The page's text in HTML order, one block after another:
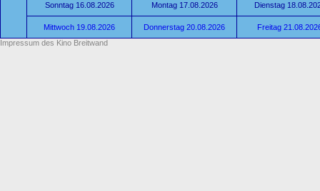
Sonntag 16.08.2026 Montag 17.08.2026 Dienstag
Mittwoch 19.08.2026 Donnerstag 20.08.2026
Freitag
Impressum des Kino Breitwand